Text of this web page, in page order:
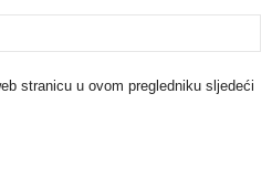
stranicu u ovom pregledniku sljedeći